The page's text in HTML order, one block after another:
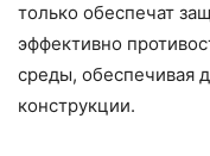
только обеспечат
эффективно
среды, обеспечивая
конструкции.